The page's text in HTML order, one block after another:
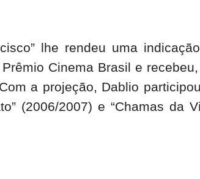
lhe rendeu uma
Cinema Brasil e
a projeção, Dablio
(2006/2007) e “Chamas da